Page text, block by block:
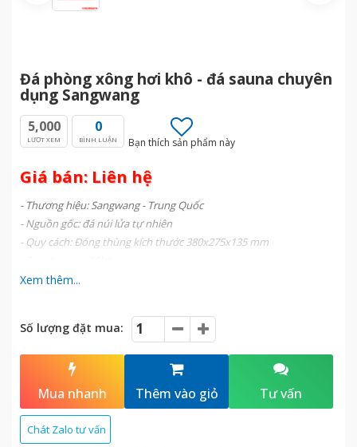
Đá phòng xông hơi khô - đá sauna chuyên
dụng Sangwang
5,000
LƯỢT XEM
0
BÌNH LUẬN Bạn thích sản phẩm này
Giá bán: Liên hệ
- Thương hiệu: Sangwang - Trung Quốc
- Nguồn gốc: đá núi lửa tự nhiên
- Quy cách: Đóng thùng kích thước 380x275x135 mm
- Chịu được nhiệt độ cao
Xem thêm...
Số lượng đặt mua:
Mua nhanh Thêm vào giỏ Tư vấn
Chát Zalo tư vấn